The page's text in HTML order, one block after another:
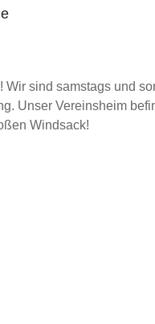
Wir sind samstags und
Unser Vereinsheim
Windsack!